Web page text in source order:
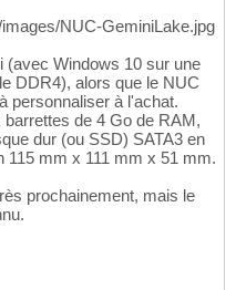
NUC-GeminiLake.jpg
(avec Windows 10 sur une
DDR4), alors que le NUC
personnaliser à l'achat.
de 4 Go de RAM,
dur (ou SSD) SATA3 en
115 mm x 111 mm x 51 mm.
prochainement, mais le